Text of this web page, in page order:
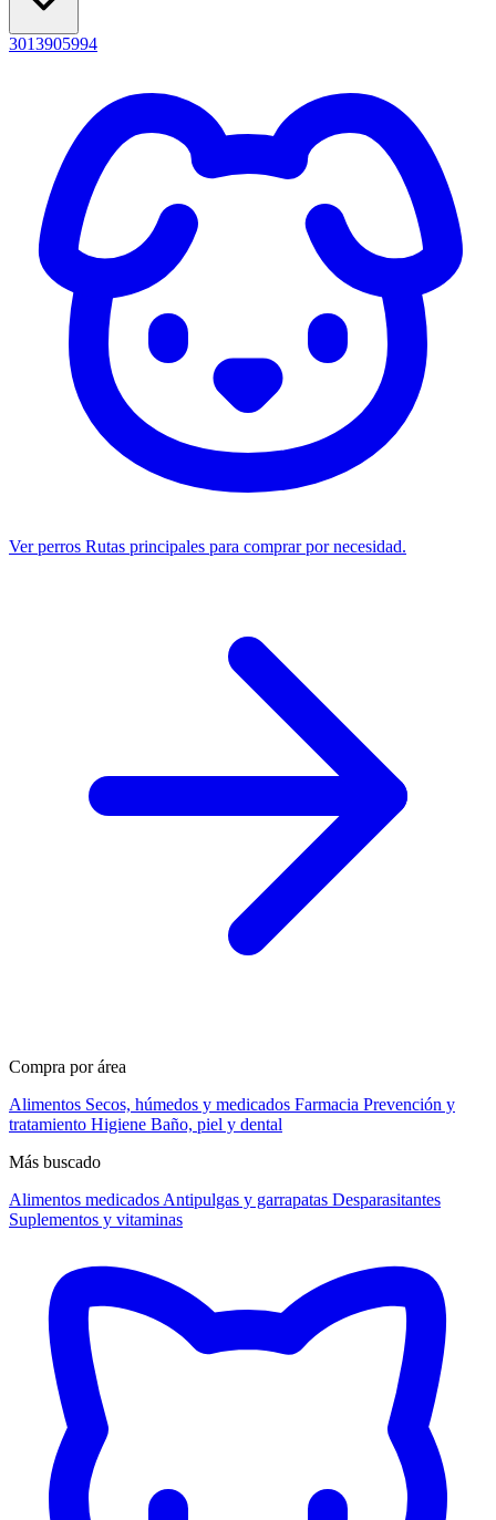
3013905994
Ver perros Rutas principales para comprar por necesidad.
Compra por área
Alimentos Secos, húmedos y medicados Farmacia Prevención y
tratamiento Higiene Baño, piel y dental
Más buscado
Alimentos medicados Antipulgas y garrapatas Desparasitantes
Suplementos y vitaminas